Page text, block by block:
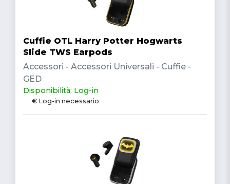
Cuffie OTL Harry Potter Hogwarts
Slide TWS Earpods
Accessori - Accessori Universali - Cuffie -
GED
Disponibilità: Log-in
€ Log-in necessario